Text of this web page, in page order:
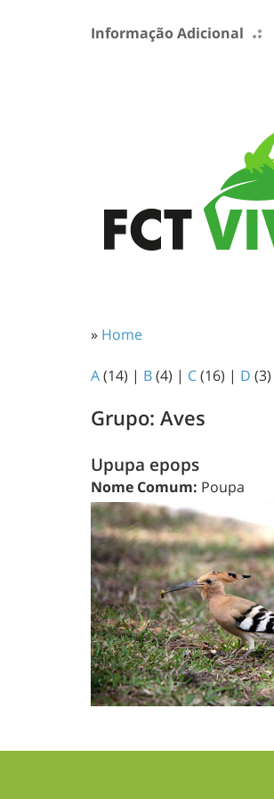
Informação Adicional
» Home
A(14) | B(4) | C(16) | D (3)
Grupo: Aves
Upupa epops
Nome Comum: Poupa